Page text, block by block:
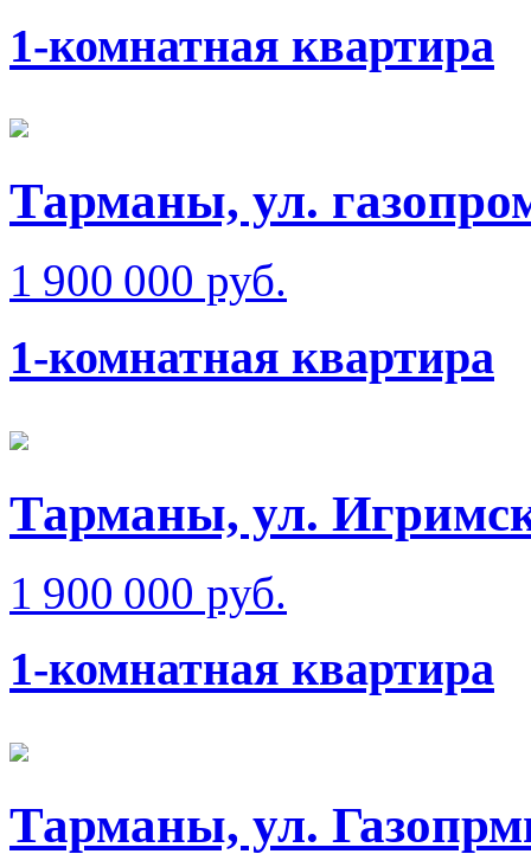
1-комнатная квартира
Тарманы, ул.
1 900 000 руб.
1-комнатная квартира
Тарманы, ул.
1 900 000 руб.
1-комнатная квартира
Тарманы, ул.